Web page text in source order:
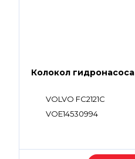
Колокол гидронасоса
VOLVO FC2121C
VOE14530994